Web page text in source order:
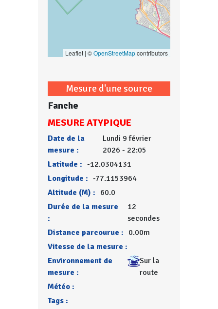
Leaflet | ©OpenStreetMapcontributors
Mesure d'une source
Fanche
MESURE ATYPIQUE
Date de la
mesure :
Lundi 9 février
2026 - 22:05
Latitude : -12.0304131
Longitude : -77.1153964
Altitude (M) : 60.0
Durée de la mesure
:
12
secondes
Distance parcourue : 0.00m
Vitesse de la mesure :
Environnement de
mesure :
Sur la
route
Météo :
Tags :